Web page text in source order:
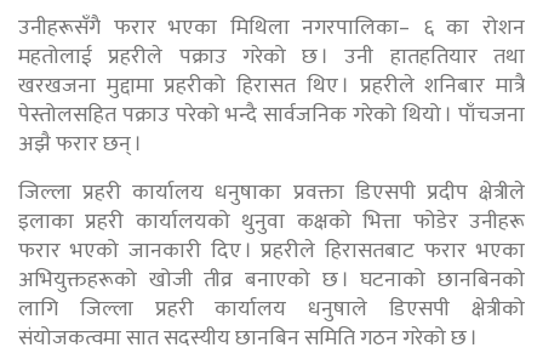
उनीहरूसँगै फरार भएका मिथिला नगरपालिका– ६ का रोशन
महतोलाई प्रहरीले पक्राउ गरेको छ । उनी हातहतियार तथा
खरखजना मुद्दामा प्रहरीको हिरासत थिए । प्रहरीले शनिबार मात्रै
पेस्तोलसहित पक्राउ परेको भन्दै सार्वजनिक गरेको थियो । पाँचजना
अझै फरार छन् ।
जिल्ला प्रहरी कार्यालय धनुषाका प्रवक्ता डिएसपी प्रदीप क्षेत्रीले
इलाका प्रहरी कार्यालयको थुनुवा कक्षको भित्ता फोडेर उनीहरू
फरार भएको जानकारी दिए । प्रहरीले हिरासतबाट फरार भएका
अभियुक्तहरूको खोजी तीव्र बनाएको छ । घटनाको छानबिनको
लागि जिल्ला प्रहरी कार्यालय धनुषाले डिएसपी क्षेत्रीको
संयोजकत्वमा सात सदस्यीय छानबिन समिति गठन गरेको छ ।